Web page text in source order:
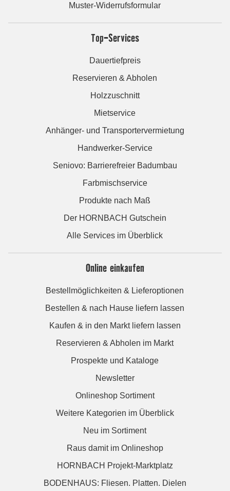
Muster-Widerrufsformular
Top-Services
Dauertiefpreis
Reservieren & Abholen
Holzzuschnitt
Mietservice
Anhänger- und Transportervermietung
Handwerker-Service
Seniovo: Barrierefreier Badumbau
Farbmischservice
Produkte nach Maß
Der HORNBACH Gutschein
Alle Services im Überblick
Online einkaufen
Bestellmöglichkeiten & Lieferoptionen
Bestellen & nach Hause liefern lassen
Kaufen & in den Markt liefern lassen
Reservieren & Abholen im Markt
Prospekte und Kataloge
Newsletter
Onlineshop Sortiment
Weitere Kategorien im Überblick
Neu im Sortiment
Raus damit im Onlineshop
HORNBACH Projekt-Marktplatz
BODENHAUS: Fliesen. Platten. Dielen